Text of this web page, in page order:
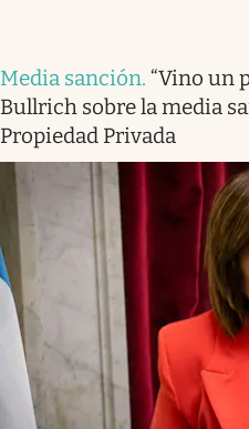
Media sanción. “Vino un
Bullrich sobre la media
Propiedad Privada